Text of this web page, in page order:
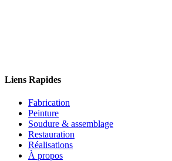
Liens Rapides
Fabrication
Peinture
Soudure & assemblage
Restauration
Réalisations
À propos